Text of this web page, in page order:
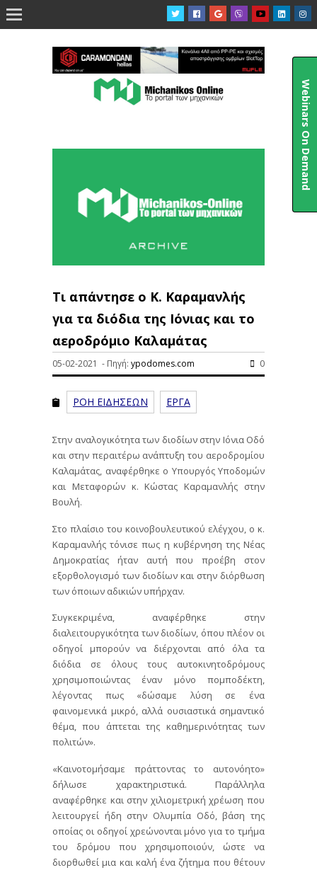

Τι απάντησε ο Κ. Καραμανλής
για τα διόδια της Ιόνιας και το
αεροδρόμιο Καλαμάτας
05-02-2021 - Πηγή: ypodomes.com 0
ΡΟΗ ΕΙΔΗΣΕΩΝ ΕΡΓΑ
Στην αναλογικότητα των διοδίων στην Ιόνια Οδό
και στην περαιτέρω ανάπτυξη του αεροδρομίου
Καλαμάτας, αναφέρθηκε ο Υπουργός Υποδομών
και Μεταφορών κ. Κώστας Καραμανλής στην
Βουλή.
Στο πλαίσιο του κοινοβουλευτικού ελέγχου, ο κ.
Καραμανλής τόνισε πως η κυβέρνηση της Νέας
Δημοκρατίας ήταν αυτή που προέβη στον
εξορθολογισμό των διοδίων και στην διόρθωση
των όποιων αδικιών υπήρχαν.
Συγκεκριμένα, αναφέρθηκε στην
διαλειτουργικότητα των διοδίων, όπου πλέον οι
οδηγοί μπορούν να διέρχονται από όλα τα
διόδια σε όλους τους αυτοκινητοδρόμους
χρησιμοποιώντας έναν μόνο πομποδέκτη,
λέγοντας πως «δώσαμε λύση σε ένα
φαινομενικά μικρό, αλλά ουσιαστικά σημαντικό
θέμα, που άπτεται της καθημερινότητας των
πολιτών».
«Καινοτομήσαμε πράττοντας το αυτονόητο»
δήλωσε χαρακτηριστικά. Παράλληλα
αναφέρθηκε και στην χιλιομετρική χρέωση που
λειτουργεί ήδη στην Ολυμπία Οδό, βάση της
οποίας οι οδηγοί χρεώνονται μόνο για το τμήμα
του δρόμου που χρησιμοποιούν, ώστε να
διορθωθεί μια και καλή ένα ζήτημα που θέτουν
Webinars On Demand